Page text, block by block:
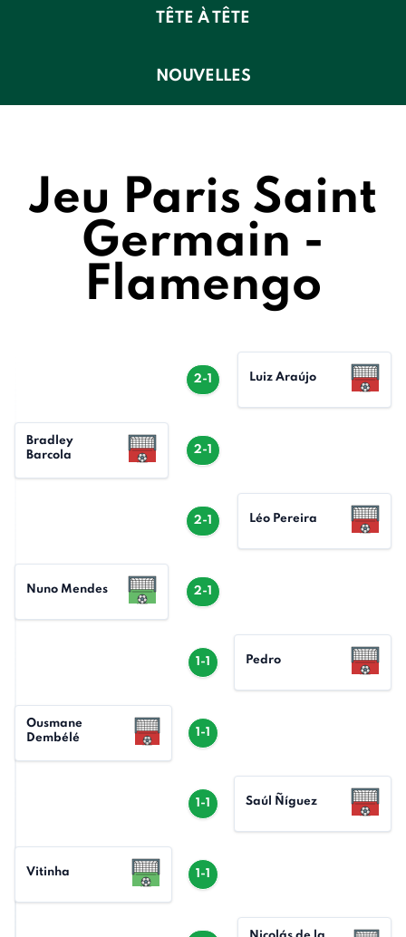
TÊTE À TÊTE
NOUVELLES
Jeu Paris Saint
Germain -
Flamengo
2-1 Luiz Araújo
2-1
Bradley
Barcola
2-1 Léo Pereira
2-1
Nuno Mendes
1-1 Pedro
1-1
Ousmane
Dembélé
1-1 Saúl Ñíguez
1-1
Vitinha